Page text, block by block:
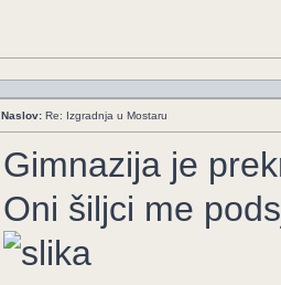
Naslov: Re: Izgradnja u Mostaru
Gimnazija je
Oni šiljci me